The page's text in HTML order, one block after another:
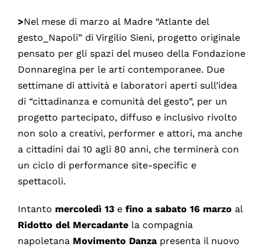
>Nel mese di marzo al Madre “Atlante del
gesto_Napoli” di Virgilio Sieni, progetto originale
pensato per gli spazi del museo della Fondazione
Donnaregina per le arti contemporanee. Due
settimane di attività e laboratori aperti sull’idea
di “cittadinanza e comunità del gesto”, per un
progetto partecipato, diffuso e inclusivo rivolto
non solo a creativi, performer e attori, ma anche
a cittadini dai 10 agli 80 anni, che terminerà con
un ciclo di performance site-specific e
spettacoli.
Intanto mercoledì 13e fino a sabato 16 marzo al
Ridotto del Mercadante la compagnia
napoletana Movimento Danza presenta il nuovo